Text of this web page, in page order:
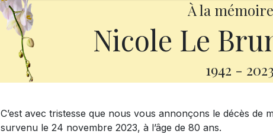
À la
Nicole Le
1942 - 2023
C’est avec tristesse que nous vous annonçons le décès de
survenu le 24 novembre 2023, à l’âge de 80 ans.